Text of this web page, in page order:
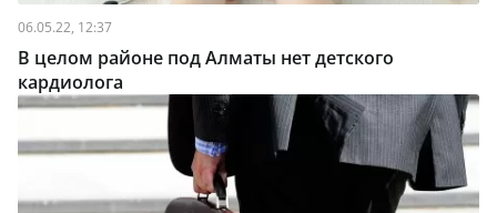
06.05.22, 12:37
В целом районе под Алматы нет детского
кардиолога